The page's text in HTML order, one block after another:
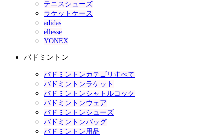
テニスシューズ
ラケットケース
adidas
ellesse
YONEX
バドミントン
バドミントンカテゴリすべて
バドミントンラケット
バドミントンシャトルコック
バドミントンウェア
バドミントンシューズ
バドミントンバッグ
バドミントン用品